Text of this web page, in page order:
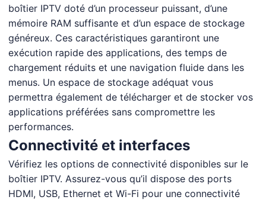
boîtier IPTV doté d’un processeur puissant, d’une
mémoire RAM suffisante et d’un espace de stockage
généreux. Ces caractéristiques garantiront une
exécution rapide des applications, des temps de
chargement réduits et une navigation fluide dans les
menus. Un espace de stockage adéquat vous
permettra également de télécharger et de stocker vos
applications préférées sans compromettre les
performances.
Connectivité et interfaces
Vérifiez les options de connectivité disponibles sur le
boîtier IPTV. Assurez-vous qu’il dispose des ports
HDMI, USB, Ethernet et Wi-Fi pour une connectivité